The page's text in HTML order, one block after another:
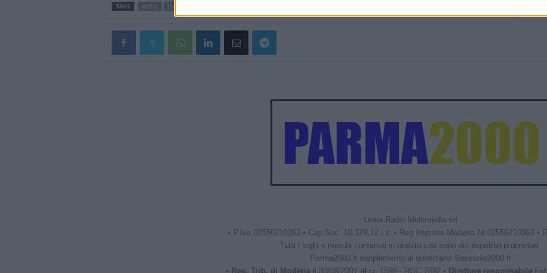
TAGS
Linea Radio Multimedia srl
• P.Iva 02556210363 • Cap.Soc. 10.329,12 i.v. • Reg.Imprese Modena Nr.02556210363 •
Tutti i loghi e marchi contenuti in questo sito sono dei rispettivi proprietari.
Parma2000.it supplemento al quotidiano Sassuolo2000.it
• Reg. Trib. di Modena il 30/08/2001 al nr. 1599 - ROC 7892 • Direttore responsabile